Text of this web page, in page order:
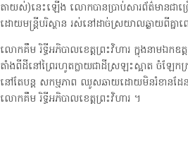
តាយស់)នេះឡើង លោកបានប្រាប់សារព័ត៌មានជាច្
ដោយមន្ត្រីបរិស្ថាន រស់នៅដាច់ស្រយាលឆ្ងាយពីគ្ន
លោកគឹម រិទ្ធីអភិបាលខេត្តព្រះវិហារ ក្នុងនាមឯកឧត្
តាំងពីដីនៅព្រៃរហូតក្លាយជាដីស្រឡះស្អាត ចំឡែ
នៅតែបន្ត សកម្មភាព ឈូសឆាយដោយមិនរំខានដែនស
លោកគឹម រិទ្ធីអភិបាលខេត្តព្រះវិហារ ។